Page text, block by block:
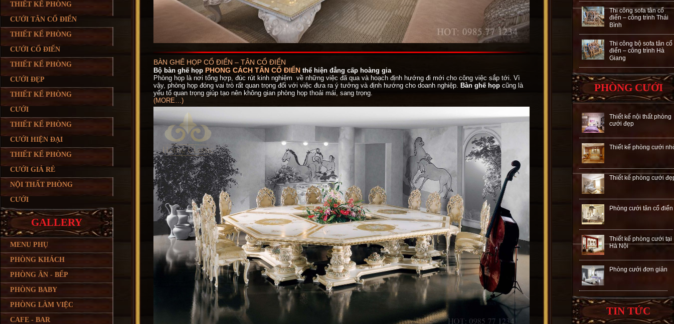
THIẾT KẾ PHÒNG
CƯỚI TÂN CỔ ĐIỂN
THIẾT KẾ PHÒNG
CƯỚI CỔ ĐIỂN
THIẾT KẾ PHÒNG
CƯỚI ĐẸP
THIẾT KẾ PHÒNG
CƯỚI
THIẾT KẾ PHÒNG
CƯỚI HIỆN ĐẠI
THIẾT KẾ PHÒNG
CƯỚI GIÁ RẺ
NỘI THẤT PHÒNG
CƯỚI
GALLERY
MENU PHỤ
PHÒNG KHÁCH
PHÒNG ĂN - BẾP
PHÒNG BABY
PHÒNG LÀM VIỆC
CAFE - BAR
BÀN GHẾ HỌP CỔ ĐIỂN – TÂN CỔ ĐIỂN
Bộ bàn ghế họp PHONG CÁCH TÂN CỔ ĐIỂN thể hiện đẳng cấp hoàng gia
Phòng họp là nơi tổng hợp, đúc rút kinh nghiệm về những việc đã qua và hoạch định hướng đi mới cho công việc sắp tới. Vì
vậy, phòng họp đóng vai trò rất quan trọng đối với việc đưa ra ý tưởng và định hướng cho doanh nghiệp. Bàn ghế họp cũng là
yếu tố quan trọng giúp tạo nên không gian phòng họp thoải mái, sang trọng.
(MORE…)
Thi công sofa tân cổ
điển – công trình Thái
Bình
Thi công bộ sofa tân cổ
điển – công trình Hà
Giang
PHÒNG CƯỚI
Thiết kế nội thất phòng
cưới đẹp
Thiết kế phòng cưới
Thiết kế phòng cưới
Phòng cưới tân cổ điển
Thiết kế phòng cưới tại
Hà Nội
Phòng cưới đơn giản
TIN TỨC